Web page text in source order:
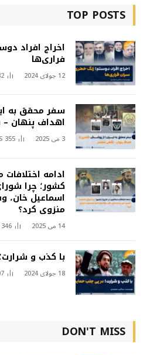
TOP POSTS
اخراج افراد
فراری‌ها
12 جولای 2024
سفر محقق به
اهداف پنهان
3 می 2025 355
ادامه اختلافات
کشور؛ چرا
اسماعیل خان،
منزوی کرد؟
14 می 2025 346
با کذب و
18 جولای 2024
DON'T MISS